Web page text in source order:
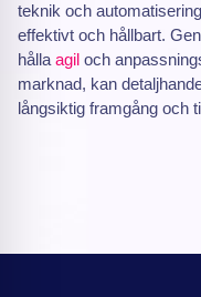
teknik och
effektivt och hållbart.
hålla agil och
marknad, kan
långsiktig framgång och